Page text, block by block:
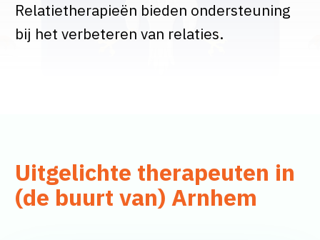
Relatietherapieën bieden ondersteuning
bij het verbeteren van relaties.
Uitgelichte therapeuten in
(de buurt van) Arnhem